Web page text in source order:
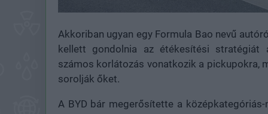
Akkoriban ugyan egy Formula Bao nevű
kellett gondolnia az étékesítési stratégiát
számos korlátozás vonatkozik a pickupokra,
sorolják őket.
A BYD bár megerősítette a